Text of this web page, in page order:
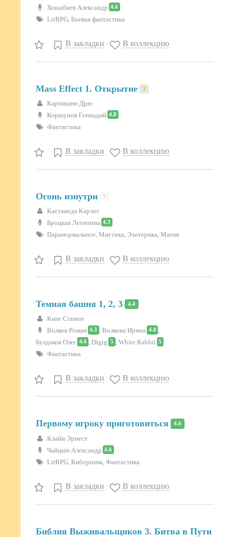
Хошабаев Александр 4.6
LitRPG, Боевая фантастика
В закладки В коллекцию
Mass Effect 1. Открытие 3
Карпишин Дрю
Коршунов Геннадий 4.8
Фантастика
В закладки В коллекцию
Огонь изнутри ?
Кастанеда Карлос
Броцкая Леонтина 4.3
Паранормальное, Мистика, Эзотерика, Магия
В закладки В коллекцию
Темная башня 1, 2, 3 4.4
Кинг Стивен
Волков Роман 4.3 , Волкова Ирина 4.8 ,
Булдаков Олег 4.6 ,Digig 5 , White Rabbit 5
Фантастика
В закладки В коллекцию
Первому игроку приготовиться 4.6
Клайн Эрнест
Чайцын Александр 4.6
LitRPG, Киберпанк, Фантастика
В закладки В коллекцию
Библия Выживальщиков 3. Битва в Пути